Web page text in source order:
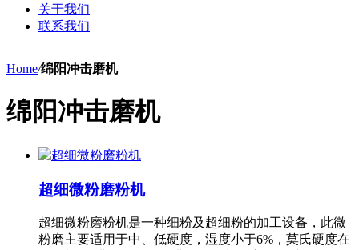
关于我们
联系我们
Home/绵阳冲击磨机
绵阳冲击磨机
超细微粉磨粉机
超细微粉磨粉机是一种细粉及超细粉的加工设备，此微
粉磨主要适用于中、低硬度，湿度小于6%，莫氏硬度在